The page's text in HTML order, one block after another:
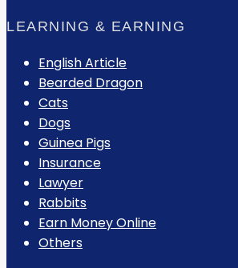
LEARNING & EARNING
English Article
Bearded Dragon
Cats
Dogs
Guinea Pigs
Insurance
Lawyer
Rabbits
Earn Money Online
Others